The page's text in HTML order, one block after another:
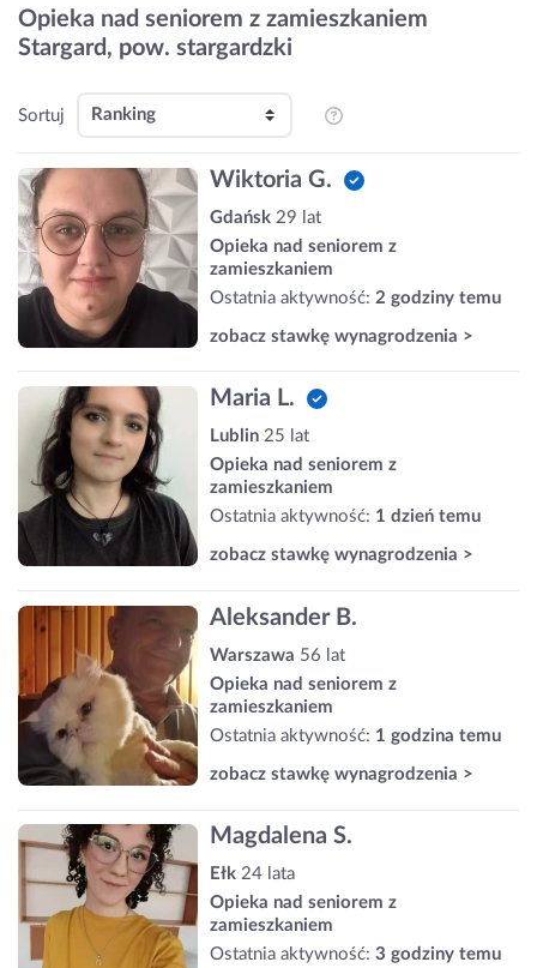
Opieka nad seniorem z zamieszkaniem
Stargard, pow. stargardzki
Sortuj
Wiktoria G.
Gdańsk 29 lat
Opieka nad seniorem z
zamieszkaniem
Ostatnia aktywność: 2 godziny temu
zobacz stawkę wynagrodzenia >
Maria L.
Lublin 25 lat
Opieka nad seniorem z
zamieszkaniem
Ostatnia aktywność: 1 dzień temu
zobacz stawkę wynagrodzenia >
Aleksander B.
Warszawa 56 lat
Opieka nad seniorem z
zamieszkaniem
Ostatnia aktywność: 1 godzina temu
zobacz stawkę wynagrodzenia >
Magdalena S.
Ełk 24 lata
Opieka nad seniorem z
zamieszkaniem
Ostatnia aktywność: 3 godziny temu